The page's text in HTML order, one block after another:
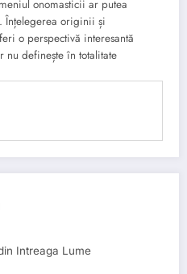
onomasticii ar putea
Înțelegerea originii și
o perspectivă interesantă
nu definește în totalitate
Intreaga Lume